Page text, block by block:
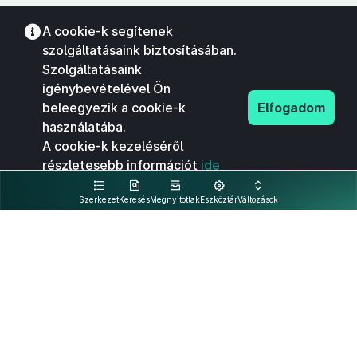
SzerkezetKeresésMegnyitottakEszköztárVáltozások
A cookie-k segítenek
szolgáltatásaink biztosításában.
Szolgáltatásaink
igénybevételével Ön
beleegyezik a cookie-k
használatába.
A cookie-k kezeléséről
részletesebb információt ide
kattintva olvashat.
Elfogadom